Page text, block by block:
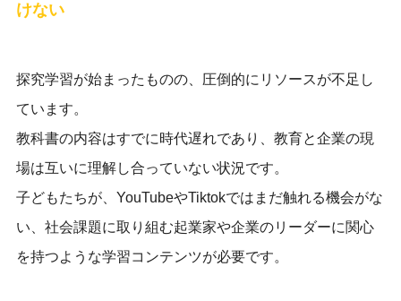
けない
探究学習が始まったものの、圧倒的にリソースが不足し
ています。
教科書の内容はすでに時代遅れであり、教育と企業の現
場は互いに理解し合っていない状況です。
子どもたちが、YouTubeやTiktokではまだ触れる機会がな
い、社会課題に取り組む起業家や企業のリーダーに関心
を持つような学習コンテンツが必要です。